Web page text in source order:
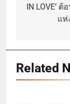
IN LOVE’ ต้
แห่
Related